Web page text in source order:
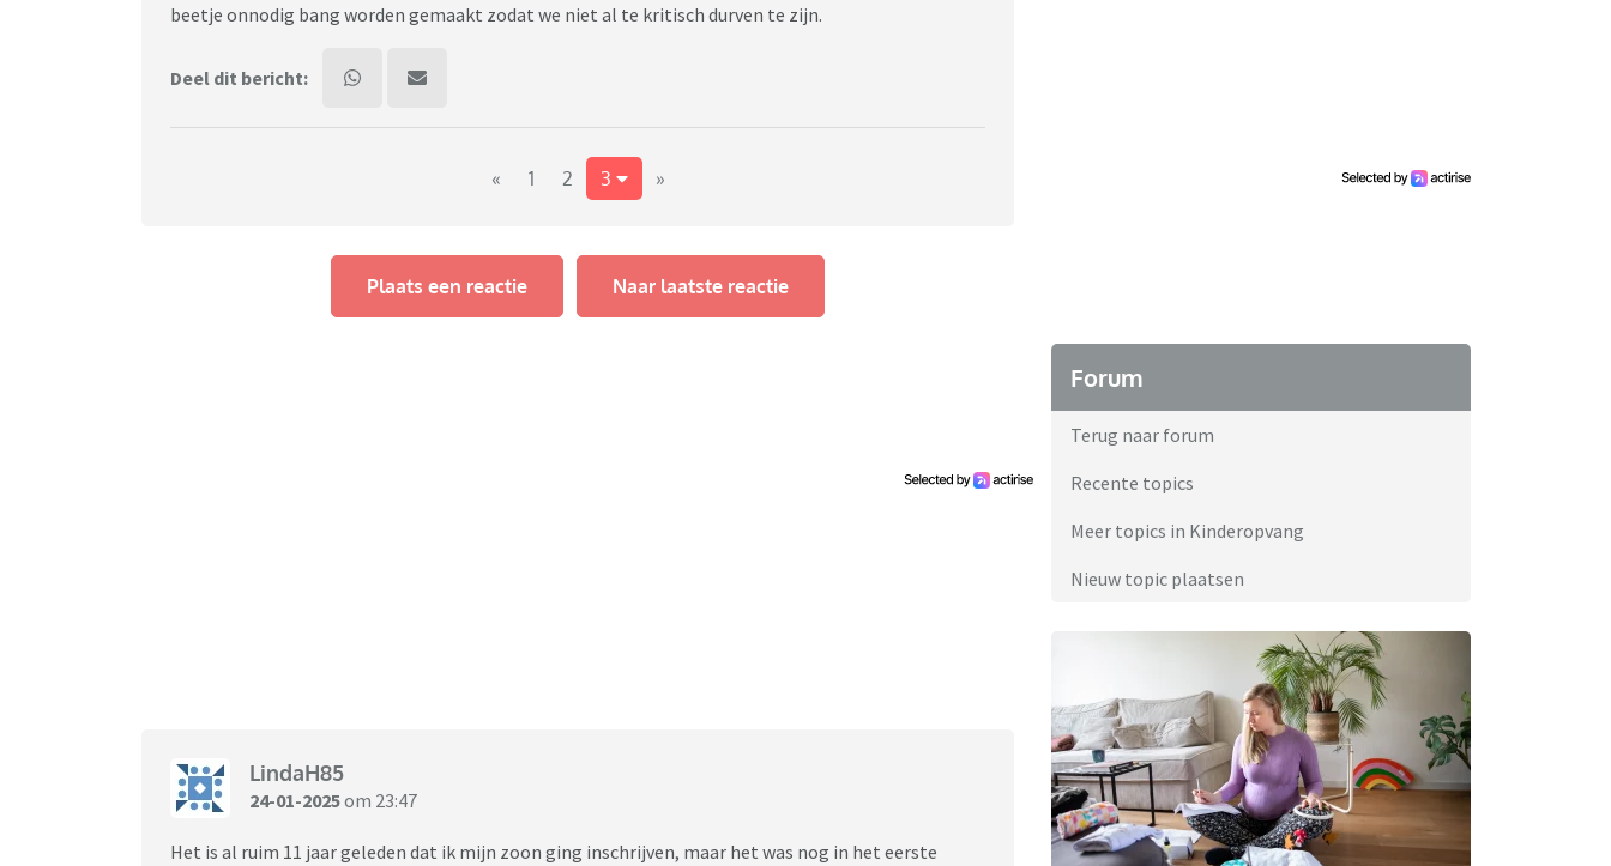
beetje onnodig bang worden gemaakt zodat we niet al te kritisch durven te zijn.
Deel dit bericht:
« 1 2 3 »
Plaats een reactie Naar laatste reactie
LindaH85
24-01-2025om 23:47
Het is al ruim 11 jaar geleden dat ik mijn zoon ging inschrijven, maar het was nog in het eerste
Forum
Terug naar forum
Recente topics
Meer topics in Kinderopvang
Nieuw topic plaatsen